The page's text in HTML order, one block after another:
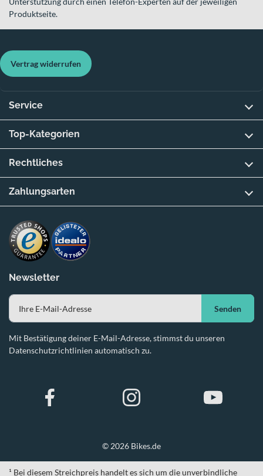
Produktseite.
Newsletter
Senden
Mit Bestätigung deiner E-Mail-Adresse, stimmst du unseren
Datenschutzrichtlinien automatisch zu.
Vertrag widerrufen
Service
Top-Kategorien
Rechtliches
Zahlungsarten
© 2026 Bikes.de
¹ Bei diesem Streichpreis handelt es sich um die unverbindliche